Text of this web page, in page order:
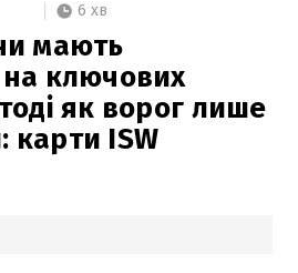
6 хв
мають
ключових
як ворог лише
карти ISW